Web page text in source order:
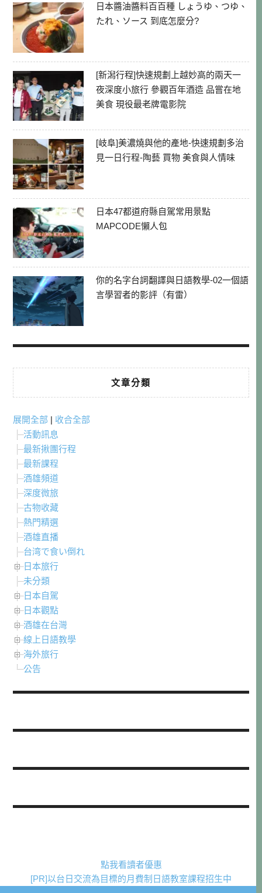
日本醬油醬料百百種 しょうゆ、つゆ、
たれ、ソース 到底怎麼分?
[新潟行程]快速規劃上越妙高的兩天一
夜深度小旅行 參觀百年酒造 品嘗在地
美食 現役最老牌電影院
[岐阜]美濃燒與他的產地-快速規劃多治
見一日行程-陶藝 買物 美食與人情味
日本47都道府縣自駕常用景點
MAPCODE懶人包
你的名字台詞翻譯與日語教學-02一個語
言學習者的影評（有雷）
文章分類
展開全部 | 收合全部
活動訊息
最新揪團行程
最新課程
酒雄頻道
深度微旅
古物收藏
熱門精選
酒雄直播
台湾で食い倒れ
日本旅行
未分類
日本自駕
日本觀點
酒雄在台灣
線上日語教學
海外旅行
公告
點我看讀者優惠
[PR]以台日交流為目標的月費制日語教室課程招生中